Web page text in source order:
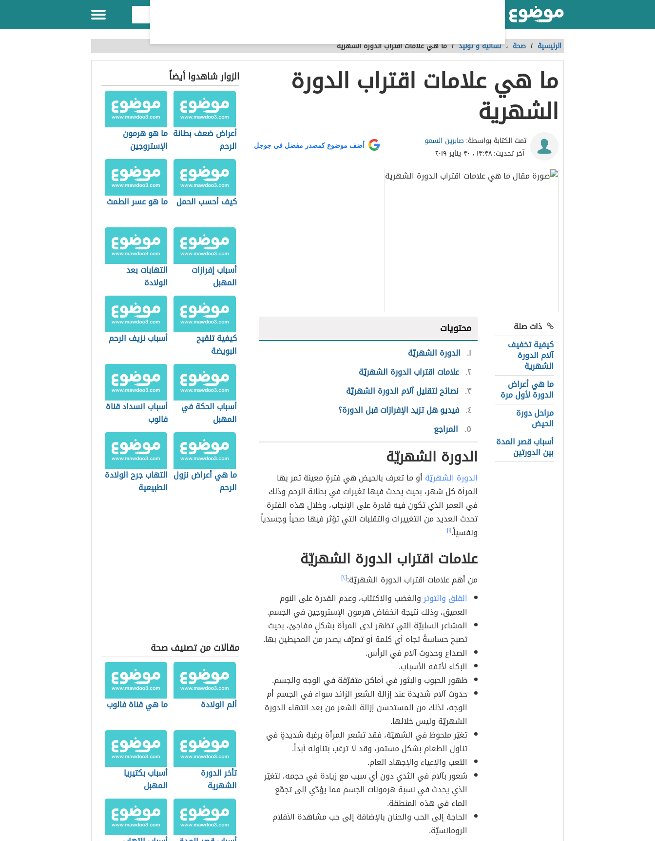
الرئيسية / صحة ،نسائية و توليد /ما هي علامات اقتراب الدورة الشهرية
ما هي علامات اقتراب الدورة
الشهرية
تمت الكتابة بواسطة: صابرين السعو
آخر تحديث:١٣:٣٨ ، ٣٠ يناير ٢٠١٩
أضف موضوع كمصدر مفضل في جوجل
ذات صلة
كيفية تخفيف
آلام الدورة
الشهرية
ما هي أعراض
الدورة لأول مرة
مراحل دورة
الحيض
أسباب قصر المدة
بين الدورتين
محتويات
١ الدورة الشهريّة
٢ علامات اقتراب الدورة الشهريّة
٣ نصائح لتقليل آلام الدورة الشهريّة
٤ فيديو هل تزيد الإفرازات قبل الدورة؟
٥ المراجع
الدورة الشهريّة
الدورة الشهريّة أو ما تعرف بالحيض هي فترةٍ معينة تمر بها
المرأة كل شهر، بحيث يحدث فيها تغيرات في بطانة الرحم وذلك
في العمر الذي تكون فيه قادرة على الإنجاب، وخلال هذه الفترة
تحدث العديد من التغييرات والتقلبات التي تؤثر فيها صحياً وجسدياً
ونفسياً.[١]
علامات اقتراب الدورة الشهريّة
من أهم علامات اقتراب الدورة الشهريّة:[٢]
القلق والتوتروالغضب والاكتئاب، وعدم القدرة على النوم
العميق، وذلك نتيجة انخفاض هرمون الإستروجين في الجسم.
المشاعر السلبيّة التي تظهر لدى المرأة بشكلٍ مفاجئ، بحيث
تصبح حساسةً تجاه أي كلمة أو تصرّف يصدر من المحيطين بها.
الصداع وحدوث آلام في الرأس.
البكاء لأتفه الأسباب.
ظهور الحبوب والبثور في أماكن متفرّقة في الوجه والجسم.
حدوث آلام شديدة عند إزالة الشعر الزائد سواء في الجسم أم
الوجه، لذلك من المستحسن إزالة الشعر من بعد انتهاء الدورة
الشهريّة وليس خلالها.
تغيّر ملحوظ في الشهيّة، فقد تشعر المرأة برغبة شديدةٍ في
تناول الطعام بشكل مستمر، وقد لا ترغب بتناوله أبداً.
التعب والإعياء والإجهاد العام.
شعور بآلام في الثدي دون أي سبب مع زيادة في حجمه، لتغيّر
الذي يحدث في نسبة هرمونات الجسم مما يؤدّي إلى تجمّع
الماء في هذه المنطقة.
الحاجة إلى الحب والحنان بالإضافة إلى حب مشاهدة الأفلام
الرومانسيّة.
الزوار شاهدوا أيضاً
أعراض ضعف بطانة
الرحم
ما هو هرمون
الإستروجين
كيف أحسب الحمل ما هو عسر الطمث
أسباب إفرازات
المهبل
التهابات بعد
الولادة
كيفية تلقيح
البويضة
أسباب نزيف الرحم
أسباب الحكة في
المهبل
أسباب انسداد قناة
فالوب
ما هي أعراض نزول
الرحم
التهاب جرح الولادة
الطبيعية
مقالات من تصنيف صحة
ألم الولادة ما هي قناة فالوب
تأخر الدورة
الشهرية
أسباب بكتيريا
المهبل